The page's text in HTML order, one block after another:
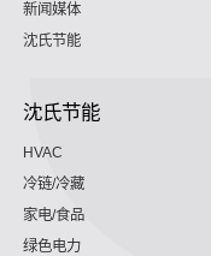
新闻媒体
沈氏节能
沈氏节能
HVAC
冷链/冷藏
家电/食品
绿色电力